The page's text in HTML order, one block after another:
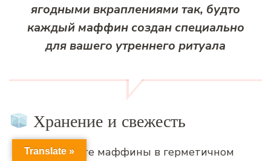
ягодными вкраплениями так, будто
каждый маффин создан специально
для вашего утреннего ритуала
Хранение и свежесть
Храните маффины в герметичном
Translate »